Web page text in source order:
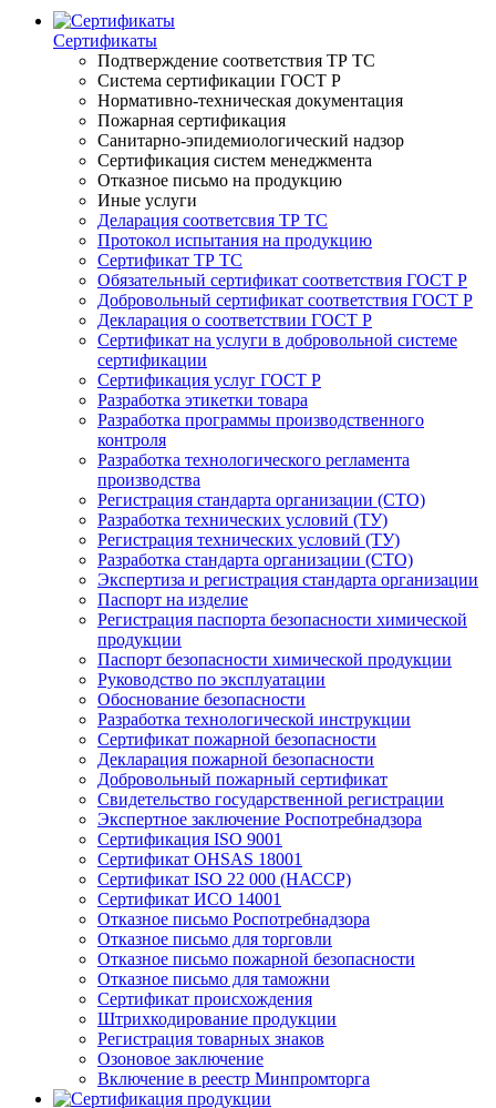
Сертификаты
Подтверждение соответствия ТР ТС
Система сертификации ГОСТ Р
Нормативно-техническая документация
Пожарная сертификация
Санитарно-эпидемиологический надзор
Сертификация систем менеджмента
Отказное письмо на продукцию
Иные услуги
Деларация соответсвия ТР ТС
Протокол испытания на продукцию
Сертификат ТР ТС
Обязательный сертификат соответствия ГОСТ Р
Добровольный сертификат соответствия ГОСТ Р
Декларация о соответствии ГОСТ Р
Сертификат на услуги в добровольной системе
сертификации
Сертификация услуг ГОСТ Р
Разработка этикетки товара
Разработка программы производственного
контроля
Разработка технологического регламента
производства
Регистрация стандарта организации (СТО)
Разработка технических условий (ТУ)
Регистрация технических условий (ТУ)
Разработка стандарта организации (СТО)
Экспертиза и регистрация стандарта организации
Паспорт на изделие
Регистрация паспорта безопасности химической
продукции
Паспорт безопасности химической продукции
Руководство по эксплуатации
Обоснование безопасности
Разработка технологической инструкции
Сертификат пожарной безопасности
Декларация пожарной безопасности
Добровольный пожарный сертификат
Свидетельство государственной регистрации
Экспертное заключение Роспотребнадзора
Сертификация ISO 9001
Сертификат OHSAS 18001
Сертификат ISO 22 000 (НАССР)
Сертификат ИСО 14001
Отказное письмо Роспотребнадзора
Отказное письмо для торговли
Отказное письмо пожарной безопасности
Отказное письмо для таможни
Сертификат происхождения
Штрихкодирование продукции
Регистрация товарных знаков
Озоновое заключение
Включение в реестр Минпромторга